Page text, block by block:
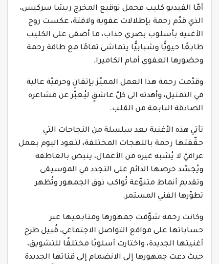
أمّا الفيديو كليب فحمل توقيع المخرج ريشا سركيس،
الذي قدّم رحمة بإطلالات عفوية ولافتة، عكست روح
الأغنية بأسلوب بصري جذاب، ما أضفى على الكليب
طابعًا حيويًّا وشبابيًّا يتماشى تمامًا مع طاقة رحمة
وحضورها العفوي أمام الكاميرا.
وقدّمت رحمة هذا العمل المميّز بإتقانٍ وحرفيّة عالية
في التمثيل، وأهدته الى كلّ عاشقٍ ليُعبّر عن مشاعره
الصادقة النابعة من القلب.
تأتي هذه الأغنية بعد سلسلة من النجاحات التي
حقّقتها رحمة باللهجات المختلفة، لتعود اليوم بعمل
عراقيّ لا يُشبه غيره من الأعمال، ينبض بالعاطفة
ويُجسّد حرصها الدائم على التجدد في الموسيقى
وتقديم أنماط متنوّعة تُواكب ذوق الجمهور وتُظهر
تطوّرها الفني المستمر.
وكانت رحمة شوّقت جمهورها ومتابعيها عبر
حساباتها على مواقع التواصل الاجتماعي، قُبيل طرح
أغنيتها الجديدة، واختارت أسلوبًا مختلفًا للتشويق،
حيث دعت جمهورها إلى الانضمام إلى قناتها الجديدة